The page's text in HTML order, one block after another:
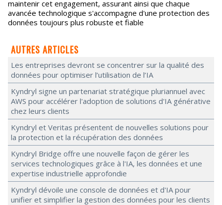
maintenir cet engagement, assurant ainsi que chaque
avancée technologique s'accompagne d'une protection des
données toujours plus robuste et fiable
AUTRES ARTICLES
Les entreprises devront se concentrer sur la qualité des
données pour optimiser l’utilisation de l’IA
Kyndryl signe un partenariat stratégique pluriannuel avec
AWS pour accélérer l'adoption de solutions d'IA générative
chez leurs clients
Kyndryl et Veritas présentent de nouvelles solutions pour
la protection et la récupération des données
Kyndryl Bridge offre une nouvelle façon de gérer les
services technologiques grâce à l'IA, les données et une
expertise industrielle approfondie
Kyndryl dévoile une console de données et d'IA pour
unifier et simplifier la gestion des données pour les clients